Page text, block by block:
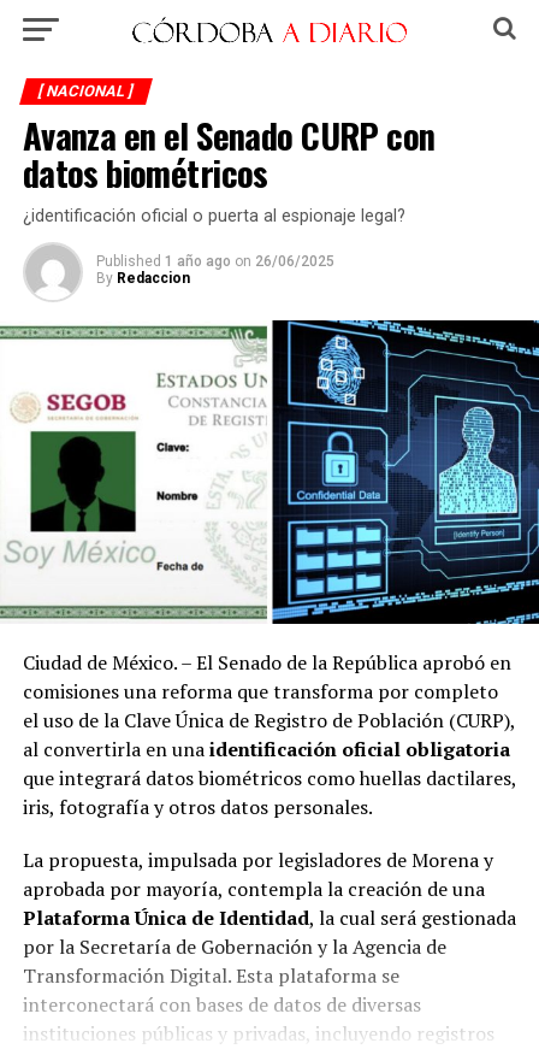
[ NACIONAL ]
Avanza en el Senado CURP con
datos biométricos
¿identificación oficial o puerta al espionaje legal?
Published 1 año ago on 26/06/2025
By Redaccion
Ciudad de México. – El Senado de la República aprobó en
comisiones una reforma que transforma por completo
el uso de la Clave Única de Registro de Población (CURP),
al convertirla en unaidentificación oficial obligatoria
que integrará datos biométricos como huellas dactilares,
iris, fotografía y otros datos personales.
La propuesta, impulsada por legisladores de Morena y
aprobada por mayoría, contempla la creación de una
Plataforma Única de Identidad, la cual será gestionada
por la Secretaría de Gobernación y la Agencia de
Transformación Digital. Esta plataforma se
interconectará con bases de datos de diversas
instituciones públicas y privadas, incluyendo registros